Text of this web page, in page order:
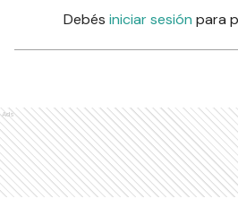
Debés iniciar sesión para
Ads